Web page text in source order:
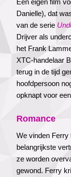
Danielle), dat
van de serie
Drijver als
het Frank
XTC-handelaar
terug in de tijd
hoofdpersoon
opknapt voor
Romance
We vinden Ferry
belangrijkste
ze worden
gewond. Ferry